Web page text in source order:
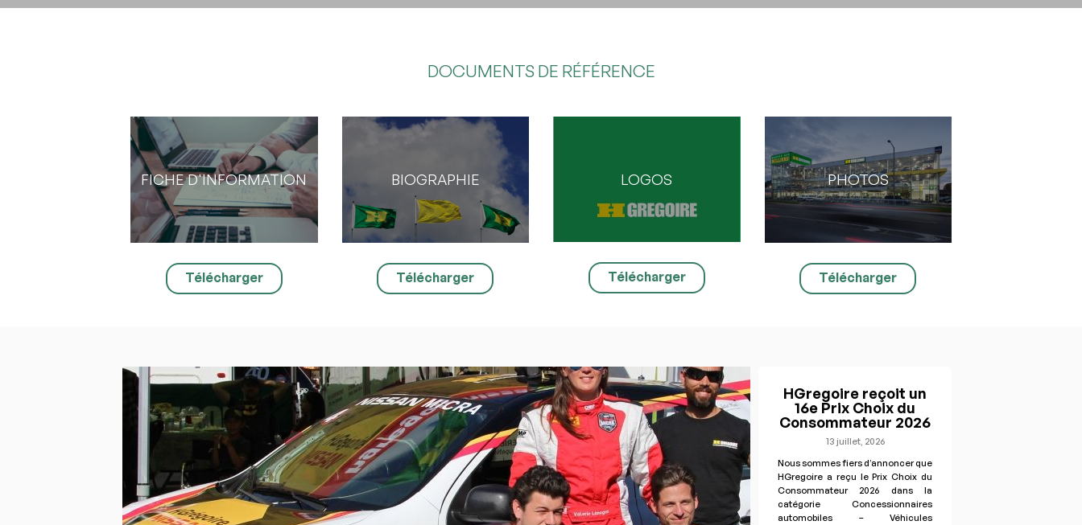
DOCUMENTS DE RÉFÉRENCE
FICHE D'INFORMATION
Télécharger
BIOGRAPHIE
Télécharger
LOGOS
Télécharger
PHOTOS
Télécharger
HGregoire reçoit un
16e Prix Choix du
Consommateur 2026
13 juillet, 2026
Nous sommes fiers d’annoncer que
HGregoire a reçu le Prix Choix du
Consommateur 2026 dans la
catégorie Concessionnaires
automobiles – Véhicules
Vous pouvez importer votre fichier sur des services comme Google Drive, Dropbox, Imgur
Soumettre